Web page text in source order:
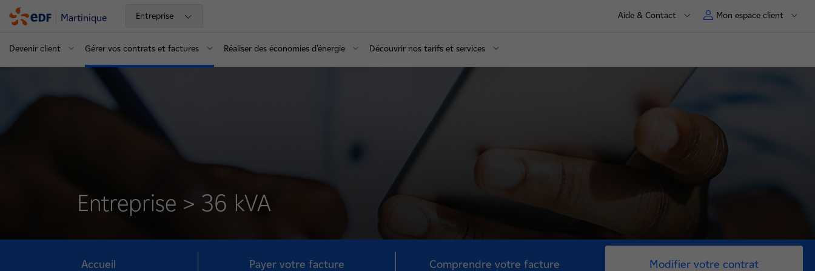
Martinique Entreprise Aide & Contact Mon espace client
Devenir client Gérer vos contrats et factures Réaliser des économies d'énergie Découvrir nos tarifs et services
Entreprise > 36 kVA
Accueil Payer votre facture Comprendre votre facture Modifier votre contrat